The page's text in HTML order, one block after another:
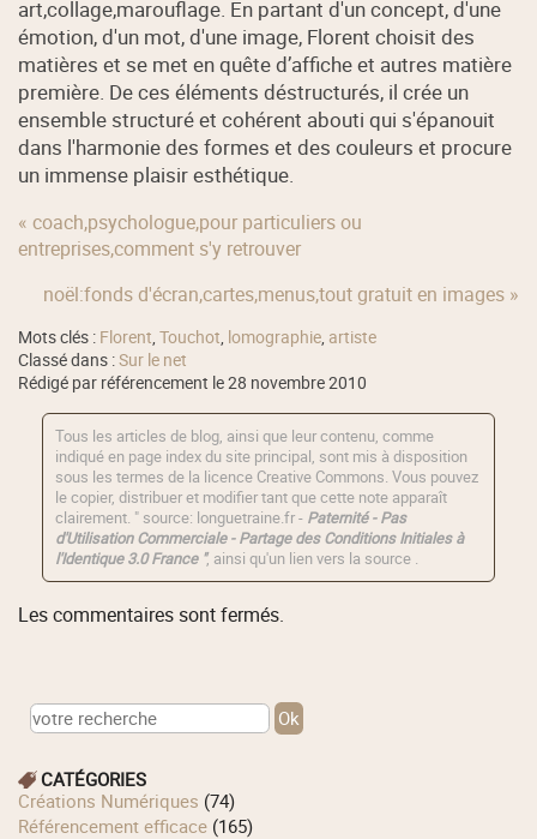
art,collage,marouflage. En partant d'un concept, d'une
émotion, d'un mot, d'une image, Florent choisit des
matières et se met en quête d’affiche et autres matière
première. De ces éléments déstructurés, il crée un
ensemble structuré et cohérent abouti qui s'épanouit
dans l'harmonie des formes et des couleurs et procure
un immense plaisir esthétique.
« coach,psychologue,pour particuliers ou
entreprises,comment s'y retrouver
noël:fonds d'écran,cartes,menus,tout gratuit en images »
Mots clés : Florent,Touchot, lomographie, artiste
Classé dans :Sur le net
Rédigé par référencement le 28 novembre 2010
Tous les articles de blog, ainsi que leur contenu, comme
indiqué en page index du site principal, sont mis à disposition
sous les termes de la licence Creative Commons. Vous pouvez
le copier, distribuer et modifier tant que cette note apparaît
clairement. " source: longuetraine.fr - Paternité - Pas
d'Utilisation Commerciale - Partage des Conditions Initiales à
l'Identique 3.0 France ", ainsi qu'un lien vers la source .
Les commentaires sont fermés.
CATÉGORIES
Créations Numériques (74)
Référencement efficace (165)